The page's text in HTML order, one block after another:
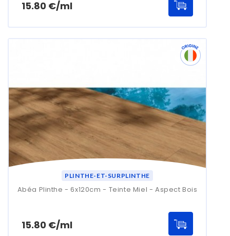
15.80 €/mlPrix
PLINTHE-ET-SURPLINTHE
Abéa Plinthe - 6x120cm - Teinte Miel - Aspect Bois
15.80 €/mlPrix